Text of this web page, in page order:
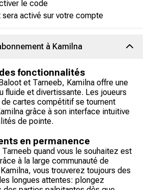
le code
sera activé sur votre compte
à Kamilna
fonctionnalités
et Tarneeb, Kamilna offre une
fluide et divertissante. Les joueurs
de cartes compétitif se tournent
grâce à son interface intuitive
de pointe.
en permanence
quand vous le souhaitez est
à la large communauté de
vous trouverez toujours des
longues attentes: plongez